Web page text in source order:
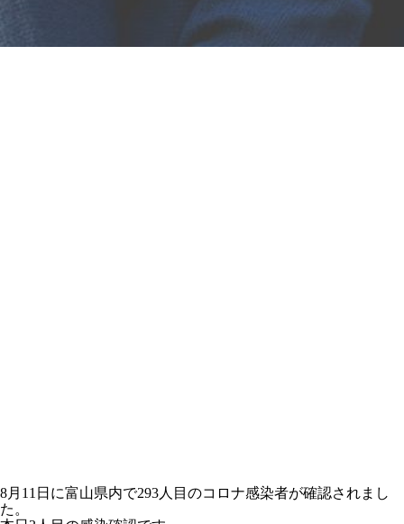
8月11日に富山県内で293人目のコロナ感染者が確認されまし
た。